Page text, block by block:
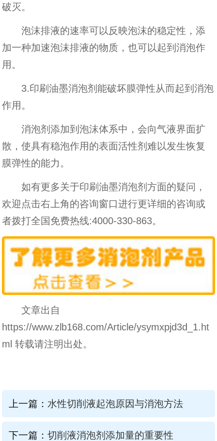
破灭。
泡沫排液的速率可以反映泡沫的稳定性，添
加一种加速泡沫排液的物质，也可以起到消泡作
用。
3.印刷油墨消泡剂能破坏膜弹性从而起到消泡
作用。
消泡剂添加到泡沫体系中，会向气液界面扩
散，使具有稳泡作用的表面活性剂难以发生恢复
膜弹性的能力。
如有更多关于印刷油墨消泡剂方面的疑问，
欢迎点击右上角的咨询窗口进行更详细的咨询或
者拨打全国免费热线:4000-330-863。
文章出自
https://www.zlb168.com/Article/ysymxpjd3d_1.ht
ml 转载请注明出处。
上一篇： 水性切削液起泡原因与消泡方法
下一篇： 切削液消泡剂添加量的重要性